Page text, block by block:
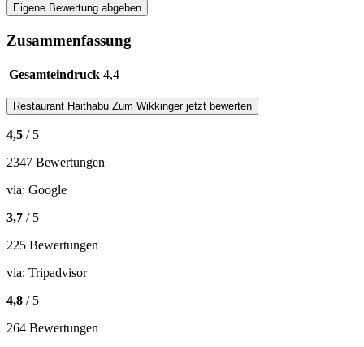
Eigene Bewertung abgeben
Zusammenfassung
Gesamteindruck 4,4
Restaurant Haithabu Zum Wikkingerjetzt bewerten
4,5 / 5
2347 Bewertungen
via: Google
3,7 / 5
225 Bewertungen
via: Tripadvisor
4,8 / 5
264 Bewertungen